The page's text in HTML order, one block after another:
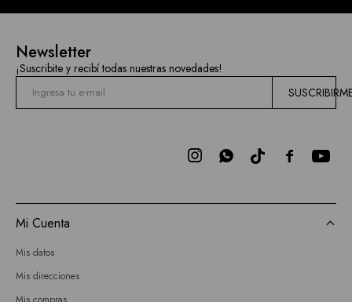
Newsletter
¡Suscribite y recibí todas nuestras novedades!

 
Mi Cuenta
Mis datos
Mis direcciones